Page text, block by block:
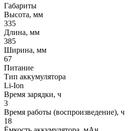
Габариты
Высота, мм
335
Длина, мм
385
Ширина, мм
67
Питание
Тип аккумулятора
Li-Ion
Время зарядки, ч
3
Время работы (воспроизведение), ч
18